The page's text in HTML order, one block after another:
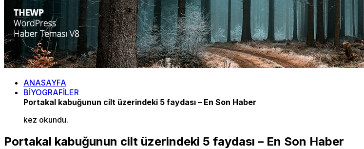
ANASAYFA
BİYOGRAFİLER
Portakal kabuğunun cilt üzerindeki 5 faydası – En Son Haber
kez okundu.
Portakal kabuğunun cilt üzerindeki 5 faydası – En Son Haber